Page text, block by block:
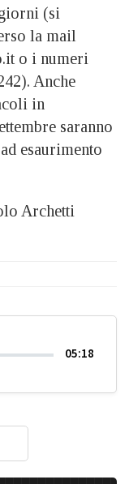
(si
la mail
o i numeri
Anche
in
saranno
esaurimento
Archetti
05:18